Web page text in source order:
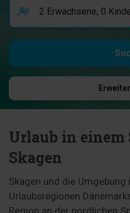
Urlaub in einem
Skagen
Skagen und die
Urlaubsregionen
Region an der nördlichen